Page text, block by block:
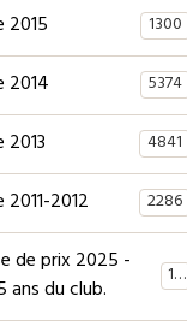
2015 1300
2014 5374
2013 4841
2011-2012 2286
de prix 2025 -
ans du club.
147